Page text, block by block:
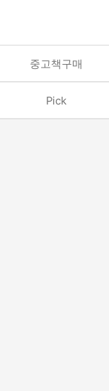
중고책구매
Pick